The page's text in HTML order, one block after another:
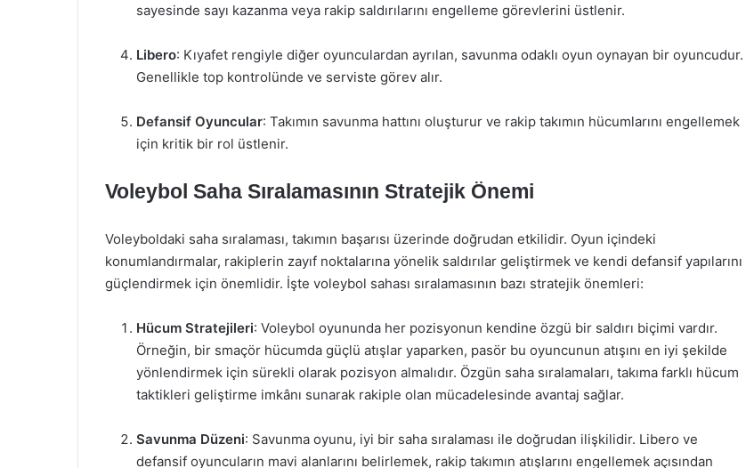
sayesinde sayı kazanma veya rakip saldırılarını engelleme görevlerini üstlenir.
Libero: Kıyafet rengiyle diğer oyunculardan ayrılan, savunma odaklı oyun oynayan bir oyuncudur.
Genellikle top kontrolünde ve serviste görev alır.
Defansif Oyuncular: Takımın savunma hattını oluşturur ve rakip takımın hücumlarını engellemek
için kritik bir rol üstlenir.
Voleybol Saha Sıralamasının Stratejik Önemi
Voleyboldaki saha sıralaması, takımın başarısı üzerinde doğrudan etkilidir. Oyun içindeki
konumlandırmalar, rakiplerin zayıf noktalarına yönelik saldırılar geliştirmek ve kendi defansif yapılarını
güçlendirmek için önemlidir. İşte voleybol sahası sıralamasının bazı stratejik önemleri:
Hücum Stratejileri: Voleybol oyununda her pozisyonun kendine özgü bir saldırı biçimi vardır.
Örneğin, bir smaçör hücumda güçlü atışlar yaparken, pasör bu oyuncunun atışını en iyi şekilde
yönlendirmek için sürekli olarak pozisyon almalıdır. Özgün saha sıralamaları, takıma farklı hücum
taktikleri geliştirme imkânı sunarak rakiple olan mücadelesinde avantaj sağlar.
Savunma Düzeni: Savunma oyunu, iyi bir saha sıralaması ile doğrudan ilişkilidir. Libero ve
defansif oyuncuların mavi alanlarını belirlemek, rakip takımın atışlarını engellemek açısından